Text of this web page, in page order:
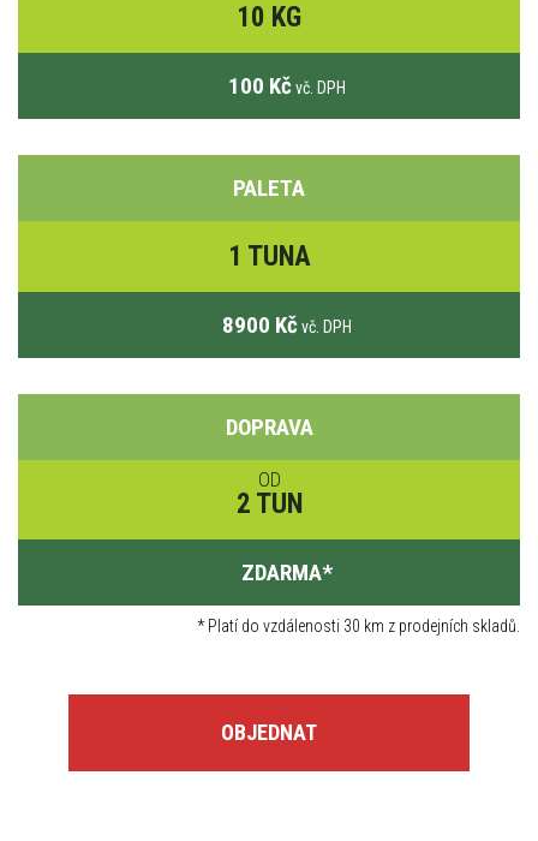
10 KG
100 Kč vč. DPH
PALETA
1 TUNA
8900 Kč vč. DPH
DOPRAVA
OD
2 TUN
ZDARMA*
*Platí do vzdálenosti 30 km z prodejních skladů.
OBJEDNAT